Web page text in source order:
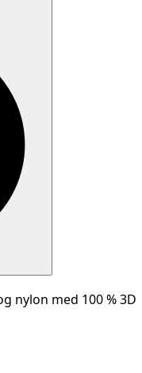
nylon med 100 % 3D